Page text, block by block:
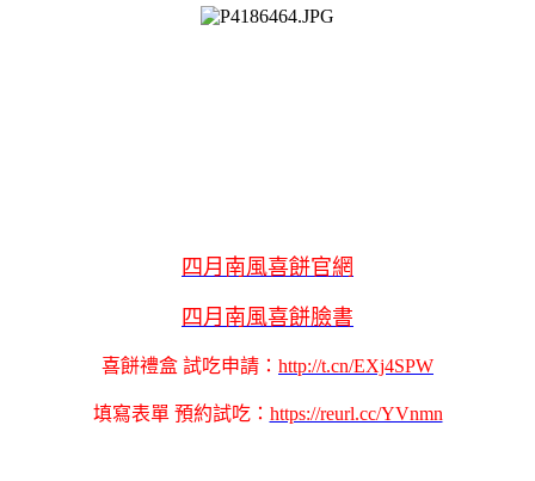
四月南風喜餅官網
四月南風喜餅臉書
喜餅禮盒 試吃申請： http://t.cn/EXj4SPW
填寫表單 預約試吃： https://reurl.cc/YVnmn